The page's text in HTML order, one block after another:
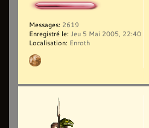
Messages: 2619
Enregistré le: Jeu 5 Mai 2005, 22:40
Localisation: Enroth